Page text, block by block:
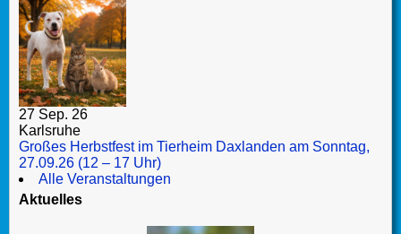
27 Sep. 26
Karlsruhe
Großes Herbstfest im Tierheim Daxlanden am Sonntag,
27.09.26 (12 – 17 Uhr)
Alle Veranstaltungen
Aktuelles